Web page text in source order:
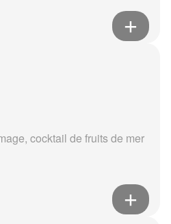
cocktail de fruits de mer